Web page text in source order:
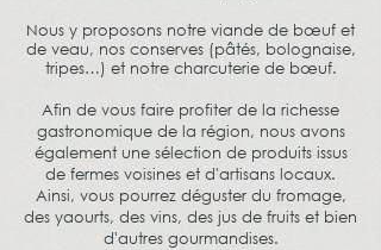
Nous y proposons notre viande de bœuf et
de veau, nos conserves (pâtés, bolognaise,
tripes…) et notre charcuterie de bœuf.
Afin de vous faire profiter de la richesse
gastronomique de la région, nous avons
également une sélection de produits issus
de fermes voisines et d'artisans locaux.
Ainsi, vous pourrez déguster du fromage,
des yaourts, des vins, des jus de fruits et bien
d'autres gourmandises.